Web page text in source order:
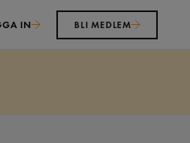
IN BLI MEDLEM